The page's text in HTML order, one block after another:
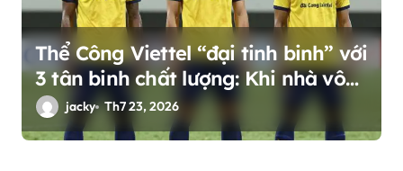
Thể Công Viettel “đại tinh binh” với
3 tân binh chất lượng: Khi nhà vô
địch AFF Cup trở về mái nhà xưa
jacky Th7 23, 2026